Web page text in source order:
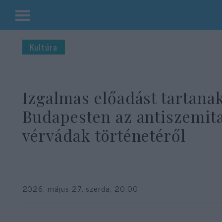
Kilépés
tartalomba
Kultúra
Izgalmas előadást
Budapesten az
vérvádak történetéről
2026. május 27. szerda, 20:00